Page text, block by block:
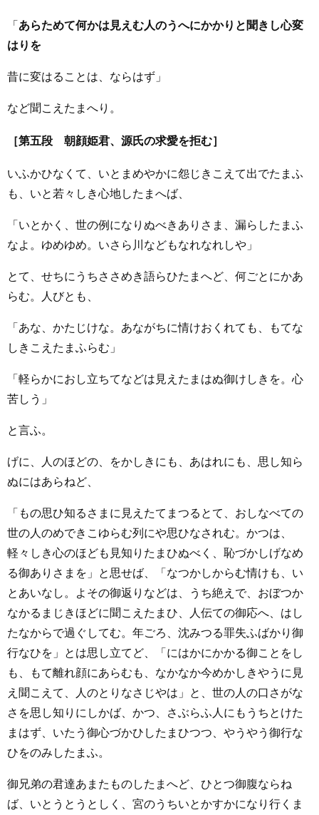
「 あらためて何かは見えむ人のうへにかかりと聞きし心変
はりを
昔に変はることは、ならはず」
など聞こえたまへり。
［第五段 朝顔姫君、源氏の求愛を拒む］
いふかひなくて、いとまめやかに怨じきこえて出でたまふ
も、いと若々しき心地したまへば、
「いとかく、世の例になりぬべきありさま、漏らしたまふ
なよ。ゆめゆめ。いさら川などもなれなれしや」
とて、せちにうちささめき語らひたまへど、何ごとにかあ
らむ。人びとも、
「あな、かたじけな。あながちに情けおくれても、もてな
しきこえたまふらむ」
「軽らかにおし立ちてなどは見えたまはぬ御けしきを。心
苦しう」
と言ふ。
げに、人のほどの、をかしきにも、あはれにも、思し知ら
ぬにはあらねど、
「もの思ひ知るさまに見えたてまつるとて、おしなべての
世の人のめできこゆらむ列にや思ひなされむ。かつは、
軽々しき心のほども見知りたまひぬべく、恥づかしげなめ
る御ありさまを」と思せば、「なつかしからむ情けも、い
とあいなし。よその御返りなどは、うち絶えで、おぼつか
なかるまじきほどに聞こえたまひ、人伝ての御応へ、はし
たなからで過ぐしてむ。年ごろ、沈みつる罪失ふばかり御
行なひを」とは思し立てど、「にはかにかかる御ことをし
も、もて離れ顔にあらむも、なかなか今めかしきやうに見
え聞こえて、人のとりなさじやは」と、世の人の口さがな
さを思し知りにしかば、かつ、さぶらふ人にもうちとけた
まはず、いたう御心づかひしたまひつつ、やうやう御行な
ひをのみしたまふ。
御兄弟の君達あまたものしたまへど、ひとつ御腹ならね
ば、いとうとうとしく、宮のうちいとかすかになり行くま